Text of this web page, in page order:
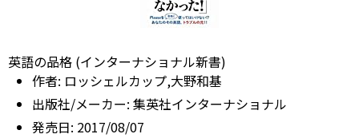
英語の品格 (インターナショナル新書)
作者: ロッシェルカップ,大野和基
出版社/メーカー: 集英社インターナショナル
発売日: 2017/08/07